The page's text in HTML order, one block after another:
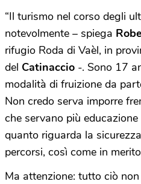
“Il turismo nel corso degli
notevolmente – spiega
rifugio Roda di Vaèl, in
del Catinaccio -. Sono 17
modalità di fruizione da
Non credo serva imporre
che servano più
quanto riguarda la
percorsi, così come in
Ma attenzione: tutto ciò